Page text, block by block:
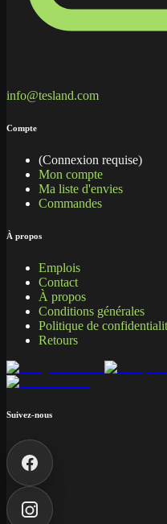
info@tesland.com
Compte
(Connexion requise)
Mon compte
Ma liste d'envies
Commandes
À propos
Emplois
Contact
À propos
Conditions générales
Politique de
Retours
Suivez-nous